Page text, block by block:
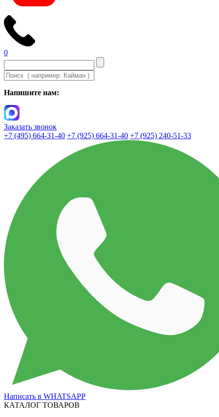
0
Напишите нам:
Заказать звонок
+7 (495) 664-31-40 +7 (925) 664-31-40 +7 (925) 240-51-33
Написать в WHATSAPP
КАТАЛОГ ТОВАРОВ